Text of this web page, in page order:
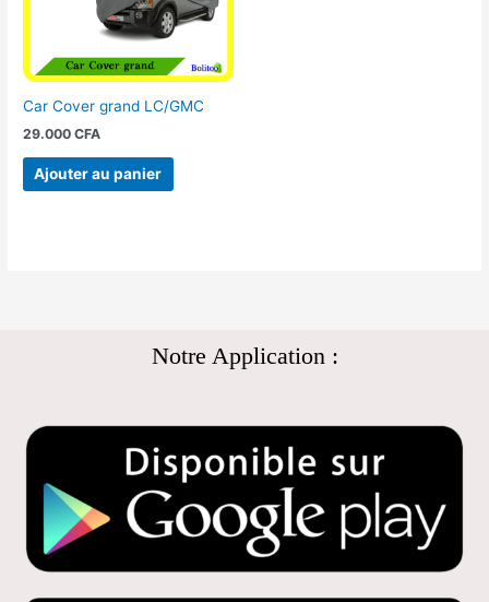
Car Cover grand LC/GMC
29.000CFA
Ajouter au panier
Notre Application :